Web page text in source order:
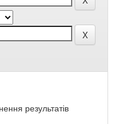
результатів